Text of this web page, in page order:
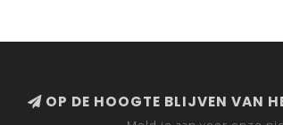
OP DE HOOGTE BLIJVEN VAN